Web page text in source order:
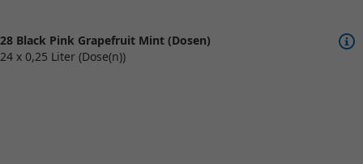
28 Black Pink Grapefruit Mint (Dosen)
24 x 0,25 Liter (Dose(n))